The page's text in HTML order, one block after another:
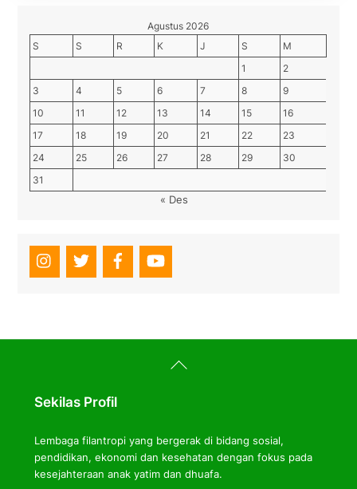
Agustus 2026
S
S R K J S
M
1
2
3
4 5 6 7 8
9
10
11 12 13 14 15
16
17
18 19 20 21 22
23
24
25 26 27 28 29
30
31
« Des
Back
To
Sekilas Profil
Lembaga filantropi yang bergerak di bidang sosial,
pendidikan, ekonomi dan kesehatan dengan fokus pada
kesejahteraan anak yatim dan dhuafa.